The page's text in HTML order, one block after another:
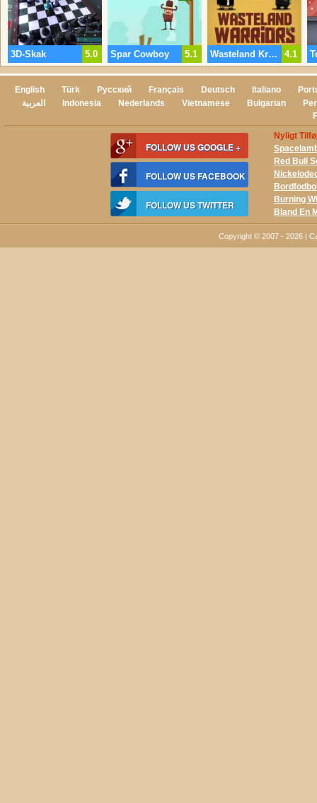
5.0
3D-Skak 5.1
Spar Cowboy 4.1
Wasteland Krigere
English Türk Русский Français Deutsch Italiano
العربية
Indonesia Nederlands Vietnamese Bulgarian
FOLLOW US GOOGLE +
FOLLOW US FACEBOOK
FOLLOW US TWITTER
Nyligt
Red Bull
Burning
Bland En
Copyright © 2007 - 2026 |